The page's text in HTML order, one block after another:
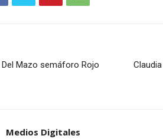
Mazo semáforo Rojo
Medios Digitales